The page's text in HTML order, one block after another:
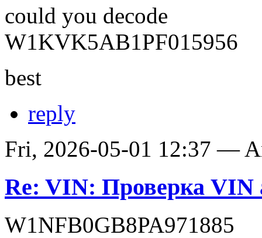
could you decode
W1KVK5AB1PF015956
best
reply
Fri, 2026-05-01 12:37 —
Re: VIN: Проверка VIN
W1NFB0GB8PA971885